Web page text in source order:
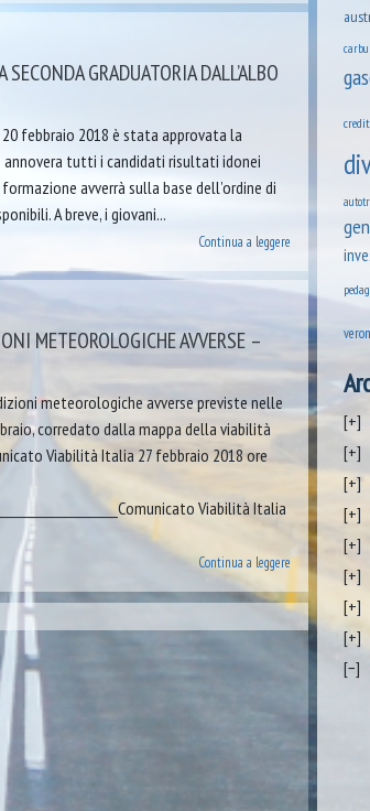
GRADUATORIA DALL’ALBO
febbraio 2018 è stata approvata la
annovera tutti i candidati risultati idonei
avverrà sulla base dell’ordine di
A breve, i giovani...
Continua a leggere
METEOROLOGICHE AVVERSE –
meteorologiche avverse previste nelle
corredato dalla mappa della viabilità
Viabilità Italia 27 febbraio 2018 ore
Viabilità Italia
Continua a leggere